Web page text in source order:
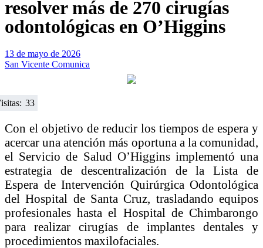
resolver más de 270 cirugías
odontológicas en O’Higgins
13 de mayo de 2026
San Vicente Comunica
33
Con el objetivo de reducir los tiempos de espera y
acercar una atención más oportuna a la comunidad,
el Servicio de Salud O’Higgins implementó una
estrategia de descentralización de la Lista de
Espera de Intervención Quirúrgica Odontológica
del Hospital de Santa Cruz, trasladando equipos
profesionales hasta el Hospital de Chimbarongo
para realizar cirugías de implantes dentales y
procedimientos maxilofaciales.